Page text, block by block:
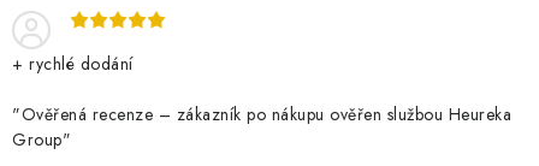
+ rychlé dodání
"Ověřená recenze – zákazník po nákupu ověřen službou Heureka
Group"